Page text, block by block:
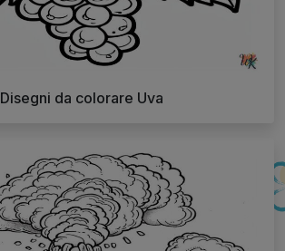
Disegni da colorare Uva